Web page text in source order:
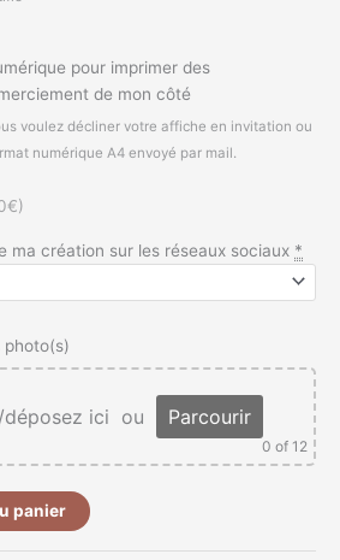
pour imprimer des
de mon côté
voulez décliner votre affiche en invitation ou
numérique A4 envoyé par mail.
ma création sur les réseaux sociaux *
déposez ici ou Parcourir
0 of 12
panier